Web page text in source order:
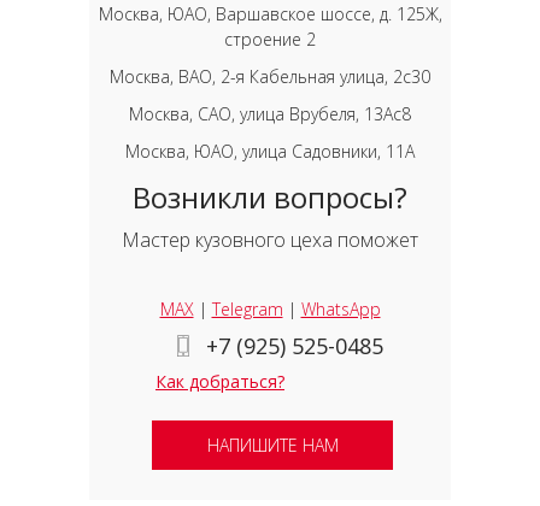
Москва, ЮАО, Варшавское шоссе, д. 125Ж,
строение 2
Москва, ВАО, 2-я Кабельная улица, 2с30
Москва, САО, улица Врубеля, 13Ас8
Москва, ЮАО, улица Садовники, 11А
Возникли вопросы?
Мастер кузовного цеха поможет
MAX |Telegram | WhatsApp
+7 (925) 525-0485
Как добраться?
НАПИШИТЕ НАМ